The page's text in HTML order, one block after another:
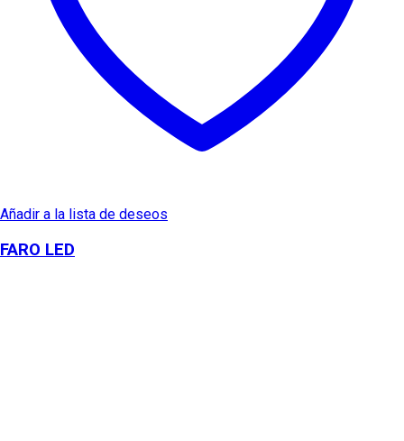
Añadir a la lista de deseos
FARO LED